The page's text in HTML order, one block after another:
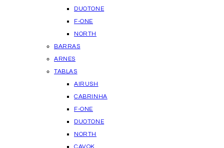
DUOTONE
F-ONE
NORTH
BARRAS
ARNES
TABLAS
AIRUSH
CABRINHA
F-ONE
DUOTONE
NORTH